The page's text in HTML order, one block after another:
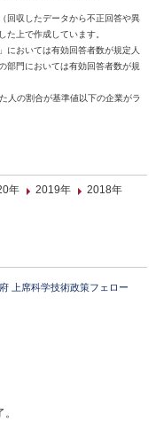
回収したデータから不正回答や異
た上で作成しています。
おいては有効回答者数が規定人
部門においては有効回答者数が規
人の割合が基準値以下の企業がラ
年 2019年
2018年
上席科学技術政策フェロー